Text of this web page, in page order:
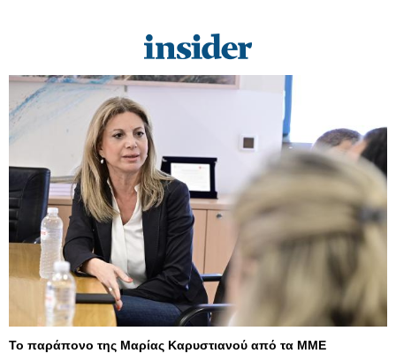
Το παράπονο της Μαρίας Καρυστιανού από τα ΜΜΕ